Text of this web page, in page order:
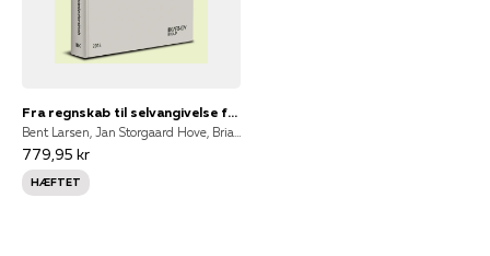
Fra regnskab til selvangivelse for selvstændige erhvervsdrivende
Bent Larsen, Jan Storgaard Hove, Brian Hansen
779,95 kr
HÆFTET